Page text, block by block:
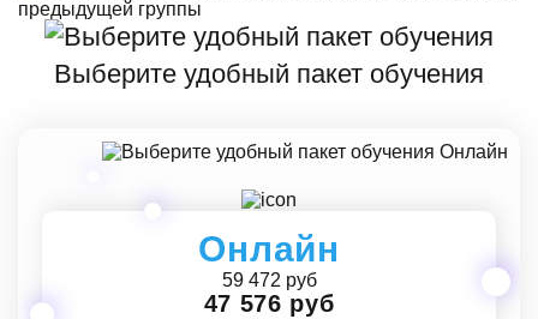
Выберите удобный пакет обучения
Онлайн
59 472 руб
47 576 руб